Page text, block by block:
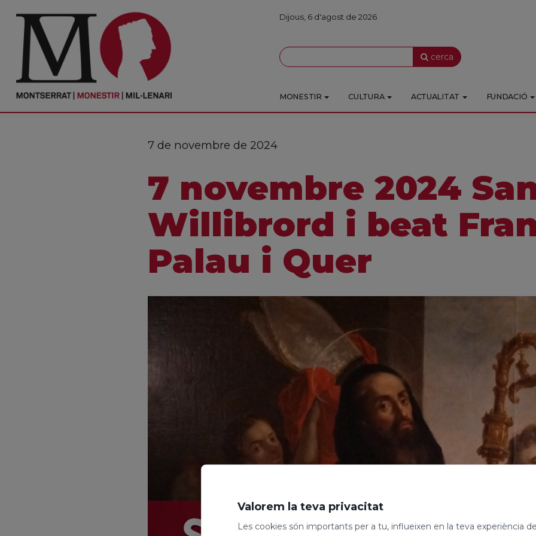
PORTADA
Monestir
Dijous, 6 d'agost de 2026
cerca
MONESTIR CULTURA ACTUALITAT FUNDACIÓ
7 de novembre de 2024
7 novembre 2024
Willibrord i beat
Palau i Quer
Valorem la teva privacitat
Les cookies són importants per a tu, influeixen en la teva experiència